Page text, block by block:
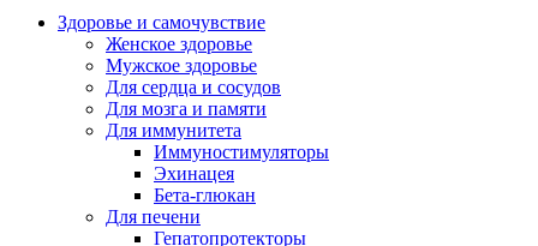
Здоровье и самочувствие
Женское здоровье
Мужское здоровье
Для сердца и сосудов
Для мозга и памяти
Для иммунитета
Иммуностимуляторы
Эхинацея
Бета-глюкан
Для печени
Гепатопротекторы